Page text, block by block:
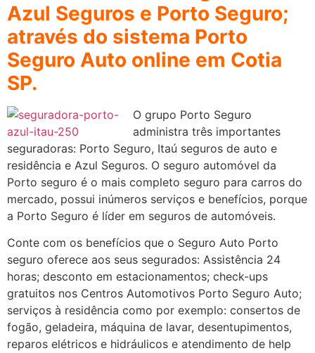
Azul Seguros e Porto Seguro;
através do sistema Porto
Seguro Auto online em Cotia
SP.
O grupo Porto Seguro
administra três importantes
seguradoras: Porto Seguro, Itaú seguros de auto e
residência e Azul Seguros. O seguro automóvel da
Porto seguro é o mais completo seguro para carros do
mercado, possui inúmeros serviços e benefícios, porque
a Porto Seguro é líder em seguros de automóveis.
Conte com os benefícios que o Seguro Auto Porto
seguro oferece aos seus segurados: Assistência 24
horas; desconto em estacionamentos; check-ups
gratuitos nos Centros Automotivos Porto Seguro Auto;
serviços à residência como por exemplo: consertos de
fogão, geladeira, máquina de lavar, desentupimentos,
reparos elétricos e hidráulicos e atendimento de help